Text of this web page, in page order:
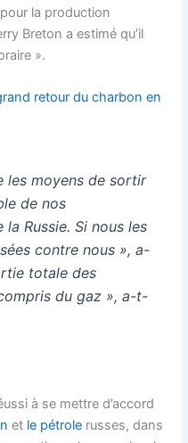
la production
Breton a estimé qu’il
».
retour du charbon en
les moyens de sortir
de nos
la Russie. Si nous les
contre nous», a-
totale des
du gaz », a-t-
à se mettre d’accord
et le pétrole russes, dans